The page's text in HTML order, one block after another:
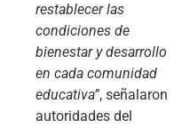
restablecer las
condiciones de
bienestar y desarrollo
en cada comunidad
educativa”, señalaron
autoridades del